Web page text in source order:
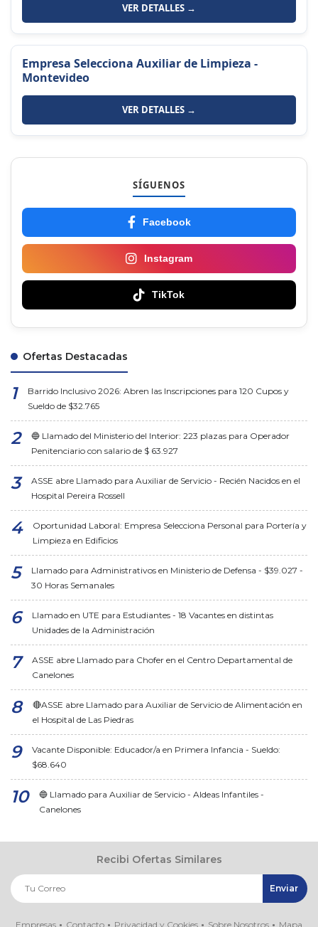
VER DETALLES →
Empresa Selecciona Auxiliar de Limpieza -
Montevideo
VER DETALLES →
SÍGUENOS
Facebook
Instagram
TikTok
Ofertas Destacadas
Barrido Inclusivo 2026: Abren las Inscripciones para 120 Cupos y
Sueldo de $32.765
🔵 Llamado del Ministerio del Interior: 223 plazas para Operador
Penitenciario con salario de $ 63.927
ASSE abre Llamado para Auxiliar de Servicio - Recién Nacidos en el
Hospital Pereira Rossell
Oportunidad Laboral: Empresa Selecciona Personal para Portería y
Limpieza en Edificios
Llamado para Administrativos en Ministerio de Defensa - $39.027 -
30 Horas Semanales
Llamado en UTE para Estudiantes - 18 Vacantes en distintas
Unidades de la Administración
ASSE abre Llamado para Chofer en el Centro Departamental de
Canelones
🔴ASSE abre Llamado para Auxiliar de Servicio de Alimentación en
el Hospital de Las Piedras
Vacante Disponible: Educador/a en Primera Infancia - Sueldo:
$68.640
🔵 Llamado para Auxiliar de Servicio - Aldeas Infantiles -
Canelones
Recibi Ofertas Similares
Empresas Contacto Privacidad y Cookies Sobre Nosotros Mapa